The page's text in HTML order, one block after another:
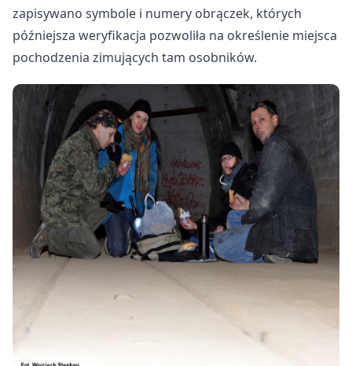
zapisywano symbole i numery obrączek, których
późniejsza weryfikacja pozwoliła na określenie miejsca
pochodzenia zimujących tam osobników.